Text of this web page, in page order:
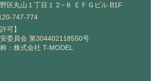
区丸山１丁目１２−８ ＥＦＧビル B1F
747-774
可】
委員会 第304402118550号
：株式会社 T-MODEL